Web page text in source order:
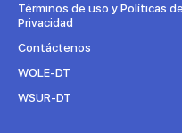
pestaña
Términos de uso y Políticas de
Privacidad
Contáctenos
WOLE-DT
WSUR-DT